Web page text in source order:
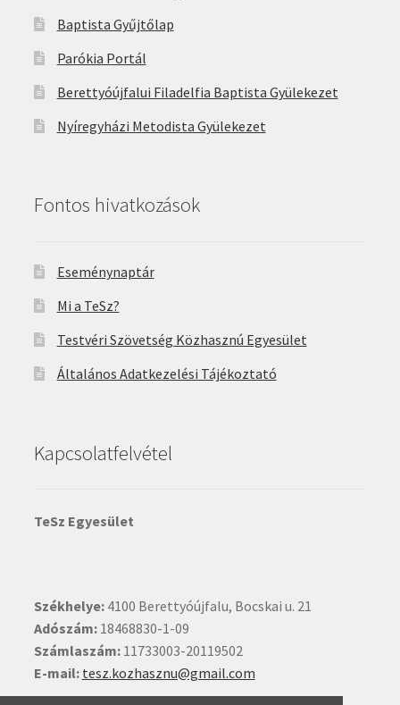
Baptista Gyűjtőlap
Parókia Portál
Berettyóújfalui Filadelfia Baptista Gyülekezet
Nyíregyházi Metodista Gyülekezet
Fontos hivatkozások
Eseménynaptár
Mi a TeSz?
Testvéri Szövetség Közhasznú Egyesület
Általános Adatkezelési Tájékoztató
Kapcsolatfelvétel
TeSz Egyesület
Székhelye:4100 Berettyóújfalu, Bocskai u. 21
Adószám:18468830-1-09
Számlaszám:11733003-20119502
E-mail: tesz.kozhasznu@gmail.com